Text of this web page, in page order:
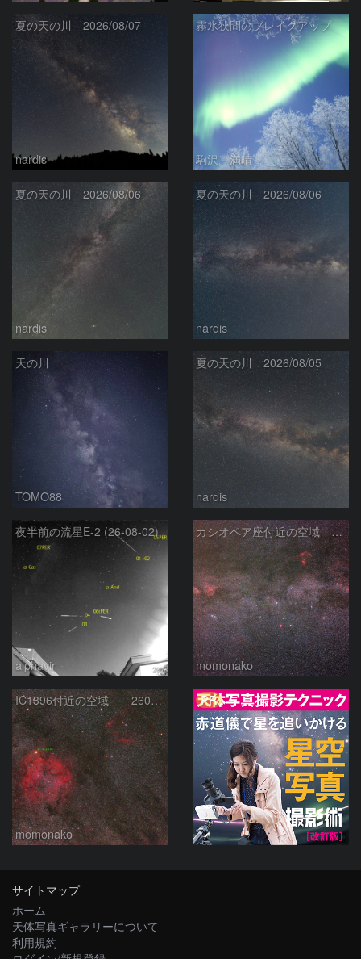
夏の天の川 2026/08/07
nardis
霧氷狭間のブレイクアップ
駒沢 満晴
夏の天の川 2026/08/06
nardis
夏の天の川 2026/08/06
nardis
天の川
TOMO88
夏の天の川 2026/08/05
nardis
夜半前の流星E-2 (26-08-02)
alphavir
カシオペア座付近の空域 260720
momonako
IC1396付近の空域 260720
momonako
PR
サイトマップ
ホーム
天体写真ギャラリーについて
利用規約